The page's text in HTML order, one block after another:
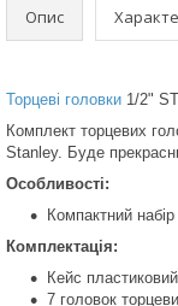
Опис
Торцеві головки 1/2"
Комплект торцевих
Stanley. Буде
Особливості:
Компактний
Комплектація:
Кейс
7 головок